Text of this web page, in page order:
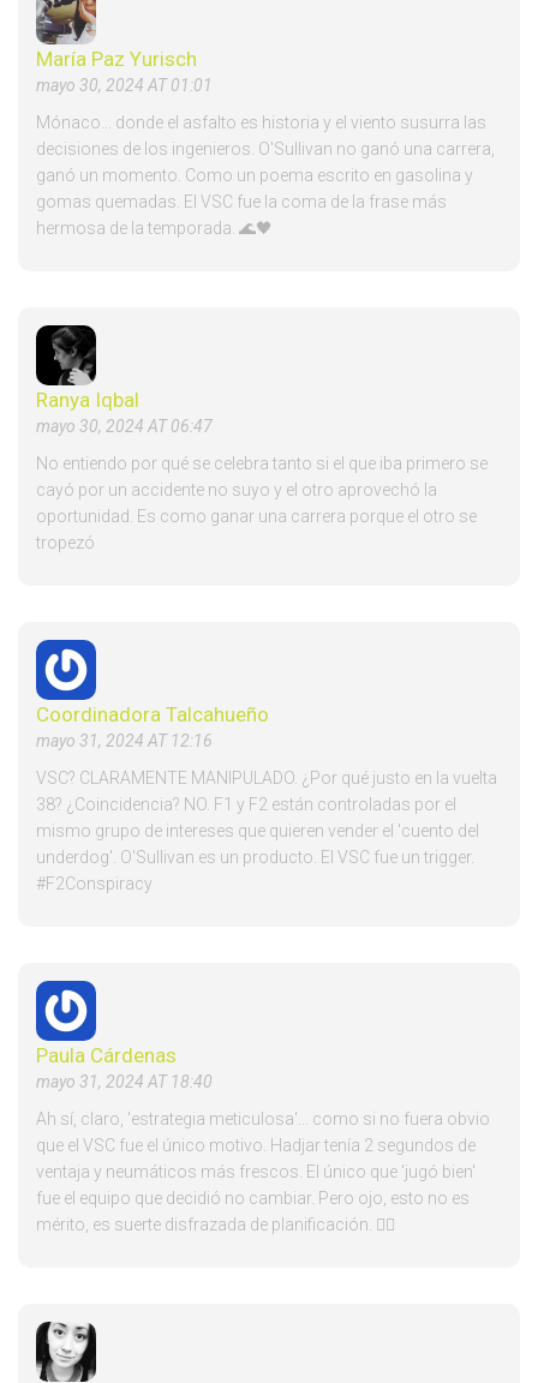
María Paz Yurisch
mayo 30, 2024 AT 01:01
Mónaco... donde el asfalto es historia y el viento susurra las
decisiones de los ingenieros. O'Sullivan no ganó una carrera,
ganó un momento. Como un poema escrito en gasolina y
gomas quemadas. El VSC fue la coma de la frase más
hermosa de la temporada. 🌊🖤
Ranya Iqbal
mayo 30, 2024 AT 06:47
No entiendo por qué se celebra tanto si el que iba primero se
cayó por un accidente no suyo y el otro aprovechó la
oportunidad. Es como ganar una carrera porque el otro se
tropezó
Coordinadora Talcahueño
mayo 31, 2024 AT 12:16
VSC? CLARAMENTE MANIPULADO. ¿Por qué justo en la vuelta
38? ¿Coincidencia? NO. F1 y F2 están controladas por el
mismo grupo de intereses que quieren vender el 'cuento del
underdog'. O'Sullivan es un producto. El VSC fue un trigger.
#F2Conspiracy
Paula Cárdenas
mayo 31, 2024 AT 18:40
Ah sí, claro, 'estrategia meticulosa'... como si no fuera obvio
que el VSC fue el único motivo. Hadjar tenía 2 segundos de
ventaja y neumáticos más frescos. El único que 'jugó bien'
fue el equipo que decidió no cambiar. Pero ojo, esto no es
mérito, es suerte disfrazada de planificación. 🤷‍♀️